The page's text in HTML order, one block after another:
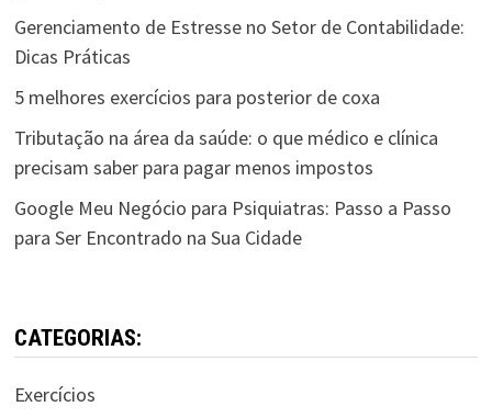
Gerenciamento de Estresse no Setor de Contabilidade:
Dicas Práticas
5 melhores exercícios para posterior de coxa
Tributação na área da saúde: o que médico e clínica
precisam saber para pagar menos impostos
Google Meu Negócio para Psiquiatras: Passo a Passo
para Ser Encontrado na Sua Cidade
CATEGORIAS:
Exercícios